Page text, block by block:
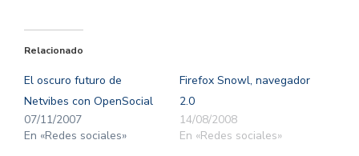
Twitter
abre
una
ventana
una
ventana
nueva)
Relacionado
El oscuro futuro de
Netvibes con OpenSocial
07/11/2007
En «Redes sociales»
Firefox Snowl, navegador
2.0
14/08/2008
En «Redes sociales»